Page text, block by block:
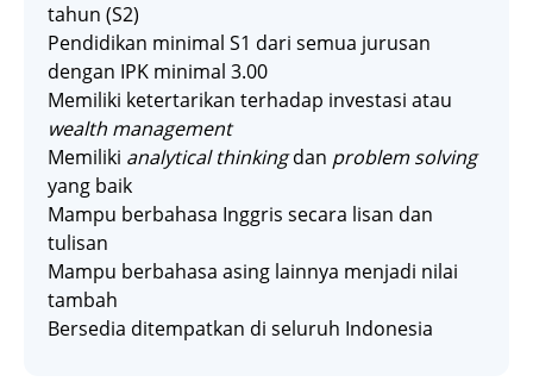
tahun (S2)
Pendidikan minimal S1 dari semua jurusan
dengan IPK minimal 3.00
Memiliki ketertarikan terhadap investasi atau
wealth management
Memiliki analytical thinkingdan problem solving
yang baik
Mampu berbahasa Inggris secara lisan dan
tulisan
Mampu berbahasa asing lainnya menjadi nilai
tambah
Bersedia ditempatkan di seluruh Indonesia